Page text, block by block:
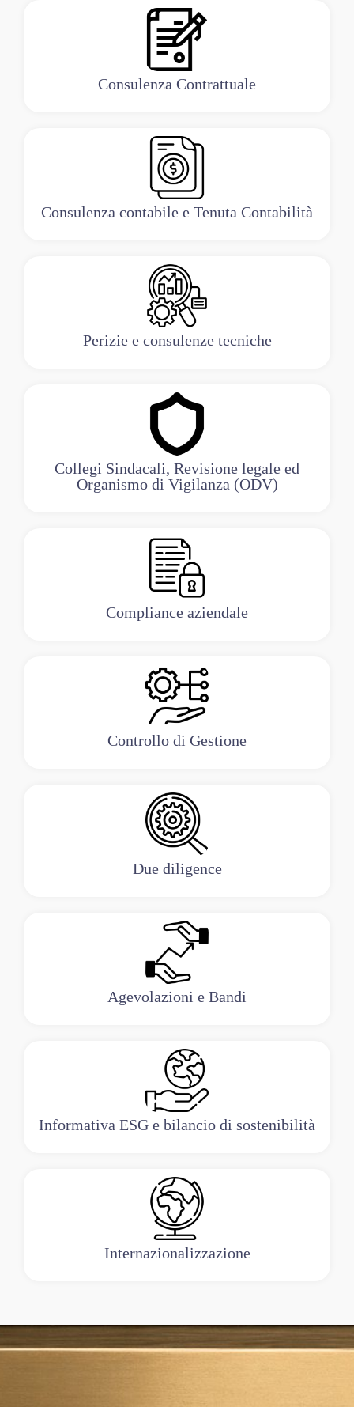
Consulenza Contrattuale
Consulenza contabile e Tenuta Contabilità
Perizie e consulenze tecniche
Collegi Sindacali, Revisione legale ed
Organismo di Vigilanza (ODV)
Compliance aziendale
Controllo di Gestione
Due diligence
Agevolazioni e Bandi
Informativa ESG e bilancio di sostenibilità
Internazionalizzazione